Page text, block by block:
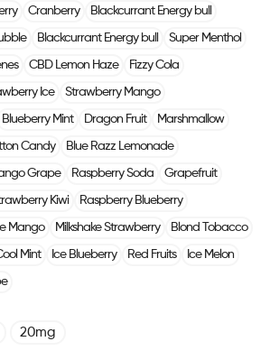
Cranberry Blackcurrant Energy bull
Blackcurrant Energy bull Super Menthol
CBD Lemon Haze Fizzy Cola
Ice Strawberry Mango
Blueberry Mint Dragon Fruit Marshmallow
Candy Blue Razz Lemonade
Grape Raspberry Soda Grapefruit
Kiwi Raspberry Blueberry
Mango Milkshake Strawberry Blond Tobacco
Mint Ice Blueberry Red Fruits Ice Melon
20mg